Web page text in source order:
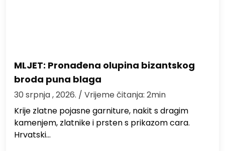
MLJET: Pronađena olupina bizantskog
broda puna blaga
30 srpnja , 2026. / Vrijeme čitanja: 2min
Krije zlatne pojasne garniture, nakit s dragim
kamenjem, zlatnike i prsten s prikazom cara.
Hrvatski…